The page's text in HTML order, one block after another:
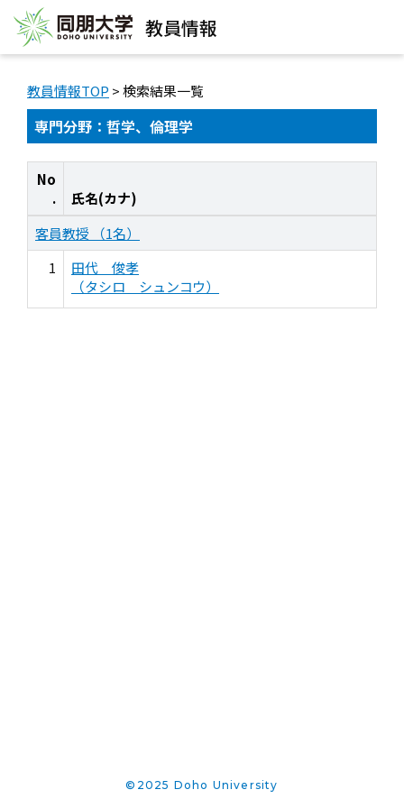
教員情報
教員情報TOP > 検索結果一覧
専門分野：哲学、倫理学
No
.
氏名(カナ)
客員教授 （1名）
1
田代 俊孝
（タシロ シュンコウ）
©2025 Doho University